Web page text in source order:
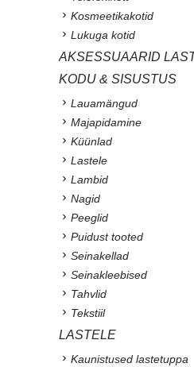
Kosmeetikakotid
Lukuga kotid
AKSESSUAARID
KODU & SISUSTUS
Lauamängud
Majapidamine
Küünlad
Lastele
Lambid
Nagid
Peeglid
Puidust tooted
Seinakellad
Seinakleebised
Tahvlid
Tekstiil
LASTELE
Kaunistused lastetuppa